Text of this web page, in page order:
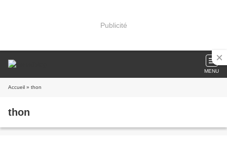
Publicité
MENU
Accueil » thon
thon